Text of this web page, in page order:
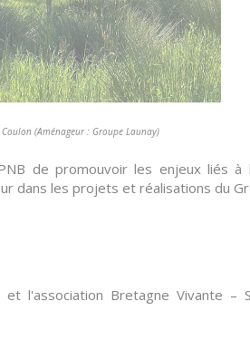
Coulon (Aménageur : Groupe Launay)
de promouvoir les enjeux liés
dans les projets et réalisations du
l'association Bretagne Vivante –